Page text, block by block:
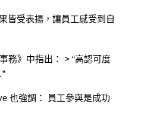
皆受表揚，讓員工感受到自
務》中指出： > “高認可度
也強調： 員工參與是成功